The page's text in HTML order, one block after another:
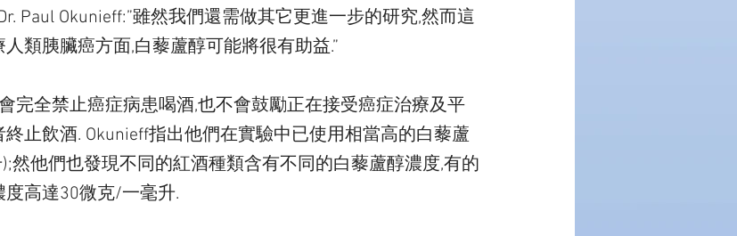
Paul Okunieff:”雖然我們還需做其它更進一步的研究,然而這
類胰臟癌方面,白藜蘆醇可能將很有助益.”
完全禁止癌症病患喝酒,也不會鼓勵正在接受癌症治療及平
止飲酒. Okunieff指出他們在實驗中已使用相當高的白藜蘆
然他們也發現不同的紅酒種類含有不同的白藜蘆醇濃度,有的
高達30微克/一毫升.